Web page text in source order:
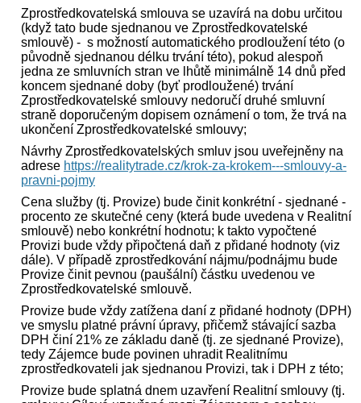
Zprostředkovatelská smlouva se uzavírá na dobu určitou
(když tato bude sjednanou ve Zprostředkovatelské
smlouvě) - s možností automatického prodloužení této (o
původně sjednanou délku trvání této), pokud alespoň
jedna ze smluvních stran ve lhůtě minimálně 14 dnů před
koncem sjednané doby (byť prodloužené) trvání
Zprostředkovatelské smlouvy nedoručí druhé smluvní
straně doporučeným dopisem oznámení o tom, že trvá na
ukončení Zprostředkovatelské smlouvy;
Návrhy Zprostředkovatelských smluv jsou uveřejněny na
adrese https://realitytrade.cz/krok-za-krokem---smlouvy-a-
pravni-pojmy
Cena služby (tj. Provize) bude činit konkrétní - sjednané -
procento ze skutečné ceny (která bude uvedena v Realitní
smlouvě) nebo konkrétní hodnotu; k takto vypočtené
Provizi bude vždy připočtená daň z přidané hodnoty (viz
dále). V případě zprostředkování nájmu/podnájmu bude
Provize činit pevnou (paušální) částku uvedenou ve
Zprostředkovatelské smlouvě.
Provize bude vždy zatížena daní z přidané hodnoty (DPH)
ve smyslu platné právní úpravy, přičemž stávající sazba
DPH činí 21% ze základu daně (tj. ze sjednané Provize),
tedy Zájemce bude povinen uhradit Realitnímu
zprostředkovateli jak sjednanou Provizi, tak i DPH z této;
Provize bude splatná dnem uzavření Realitní smlouvy (tj.